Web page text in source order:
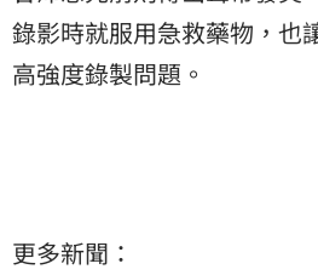
錄影時就服用急救藥物，也
高強度錄製問題。
更多新聞：